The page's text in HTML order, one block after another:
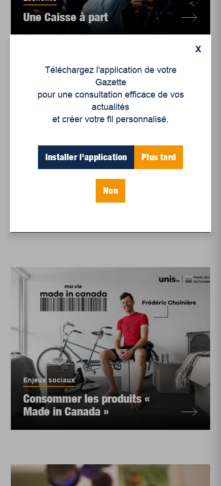
Une Caisse à part
Vaste chantier en
Enjeux sociaux
Consommer les produits «
Made in Canada »
X
Téléchargez l'application de votre
Gazette
pour une consultation efficace de vos
actualités
et créer votre fil personnalisé.
Installer l'application Plus tard
Non